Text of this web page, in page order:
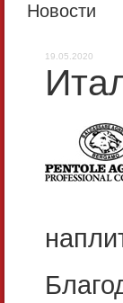
Новости
19.05.2020